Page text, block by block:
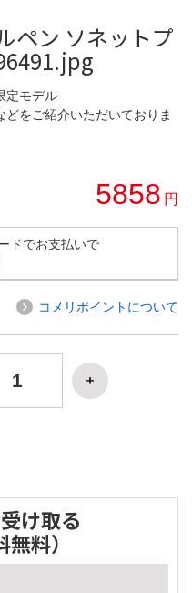
ペン ソネットプ
定モデル
をご紹介いただいておりま
5858 円
ドでお支払いで
コメリポイントについて
け取る
無料）